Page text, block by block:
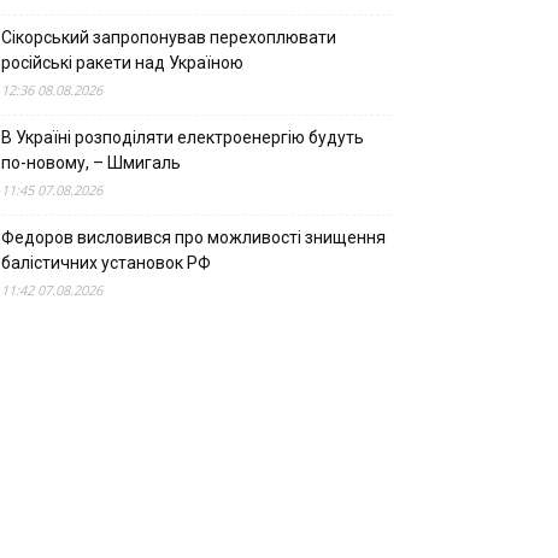
Сікорський запропонував перехоплювати
російські ракети над Україною
12:36 08.08.2026
В Україні розподіляти електроенергію будуть
по-новому, – Шмигаль
11:45 07.08.2026
Федоров висловився про можливості знищення
балістичних установок РФ
11:42 07.08.2026